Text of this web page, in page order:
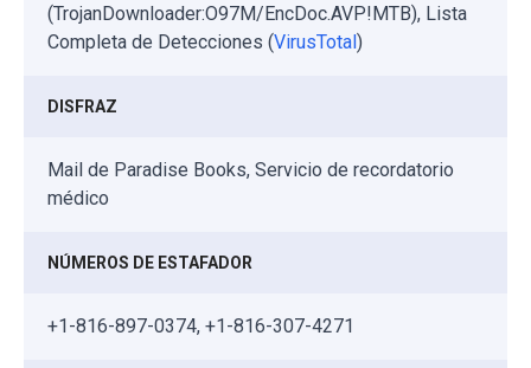
(TrojanDownloader:O97M/EncDoc.AVP!MTB), Lista
Completa de Detecciones (VirusTotal)
DISFRAZ
Mail de Paradise Books, Servicio de recordatorio
médico
NÚMEROS DE ESTAFADOR
+1-816-897-0374, +1-816-307-4271